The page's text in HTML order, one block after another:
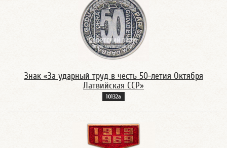
Знак «За ударный труд в честь 50-летия Октября
Латвийская ССР»
10132а